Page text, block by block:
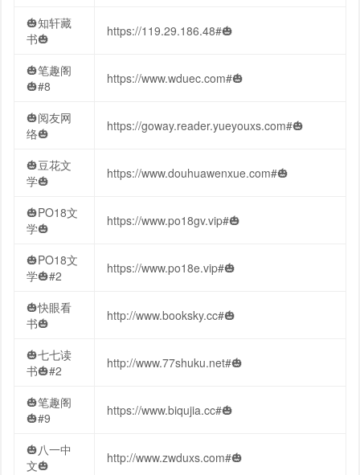
🎃知轩藏
书🎃
https://119.29.186.48#🎃
🎃笔趣阁
🎃#8
https://www.wduec.com#🎃
🎃阅友网
络🎃
https://goway.reader.yueyouxs.com#🎃
🎃豆花文
学🎃
https://www.douhuawenxue.com#🎃
🎃PO18文
学🎃
https://www.po18gv.vip#🎃
🎃PO18文
学🎃#2
https://www.po18e.vip#🎃
🎃快眼看
书🎃
http://www.booksky.cc#🎃
🎃七七读
书🎃#2
http://www.77shuku.net#🎃
🎃笔趣阁
🎃#9
https://www.biqujia.cc#🎃
🎃八一中
文🎃
http://www.zwduxs.com#🎃